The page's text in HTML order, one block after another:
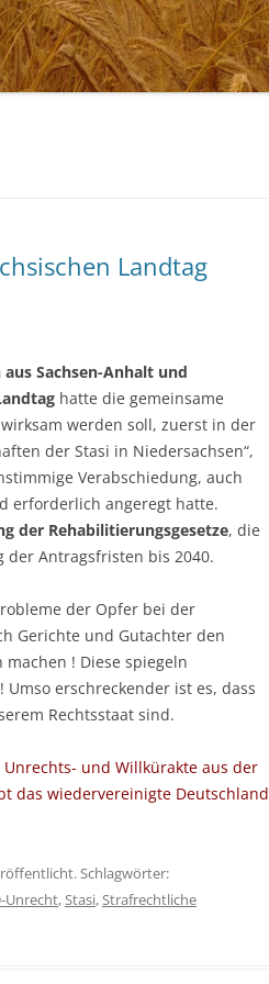
JOURNALIST
CHRISTIAN WULFF,
BUNDESPRÄSIDENT A.D.
Landtag
Sachsen-Anhalt und
hatte die gemeinsame
werden soll, zuerst in der
der Stasi in Niedersachsen“,
Verabschiedung, auch
erforderlich angeregt hatte.
der Rehabilitierungsgesetze, die
der Antragsfristen bis 2040.
der Opfer bei der
Gerichte und Gutachter den
! Diese spiegeln
erschreckender ist es, dass
Rechtsstaat sind.
und Willkürakte aus der
das wiedervereinigte Deutschland
Schlagwörter:
Unrecht,Stasi,Strafrechtliche